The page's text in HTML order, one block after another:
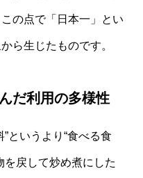
の点で「日本一」とい
ら生じたものです。
だ利用の多様性
というより“食べる食
を戻して炒め煮にした